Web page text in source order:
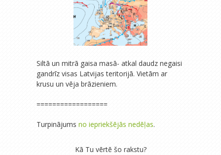
Siltā un mitrā gaisa masā- atkal daudz negaisi
gandrīz visas Latvijas teritorijā. Vietām ar
krusu un vēja brāzieniem.
==================
Turpinājums no iepriekšējās nedēļas.
Kā Tu vērtē šo rakstu?